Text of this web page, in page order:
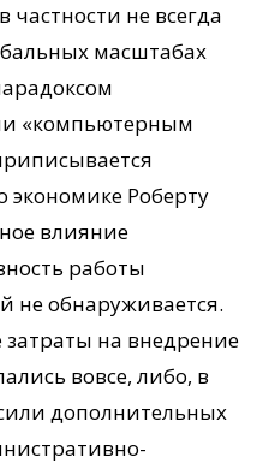
не всегда
масштабах
«компьютерным
экономике Роберту
влияние
работы
не обнаруживается.
на внедрение
вовсе, либо, в
дополнительных